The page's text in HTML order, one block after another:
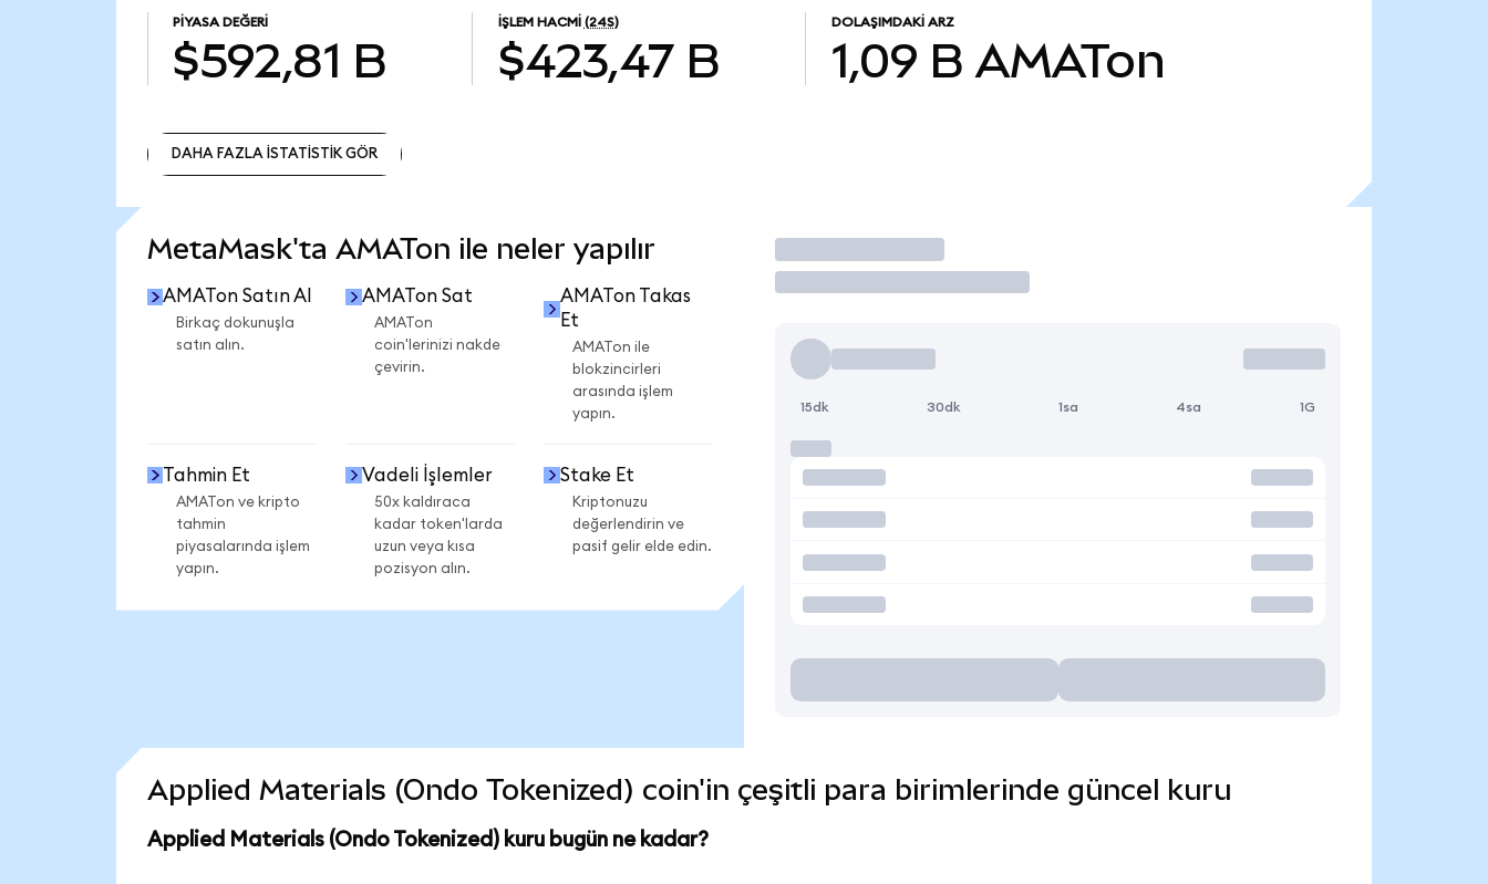
PIYASA DEĞERI
$592,81 B
İŞLEM HACMI (24S)
$423,47 B
DOLAŞIMDAKI ARZ
1,09 B AMATon
DAHA FAZLA İSTATİSTİK GÖR
MetaMask'ta AMATon ile neler yapılır
AMATon Satın Al
Birkaç dokunuşla
satın alın.
AMATon Sat
AMATon
coin'lerinizi nakde
çevirin.
AMATon Takas
Et
AMATon ile
blokzincirleri
arasında işlem
yapın.
Tahmin Et
AMATon ve kripto
tahmin
piyasalarında işlem
yapın.
Vadeli İşlemler
50x kaldıraca
kadar token'larda
uzun veya kısa
pozisyon alın.
Stake Et
Kriptonuzu
değerlendirin ve
pasif gelir elde edin.
İşlem Yap
15dk 30dk 1sa 4sa 1G
Applied Materials (Ondo Tokenized) coin'in çeşitli para birimlerinde güncel kuru
Applied Materials (Ondo Tokenized) kuru bugün ne kadar?